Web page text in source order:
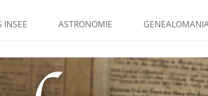
GRADES
DE COLLET
APPRENDRE LIRE
LES ENFANTS DU
CARRÉ MILITAIRE
CLION-SUR-MER
INSEE ASTRONOMIE